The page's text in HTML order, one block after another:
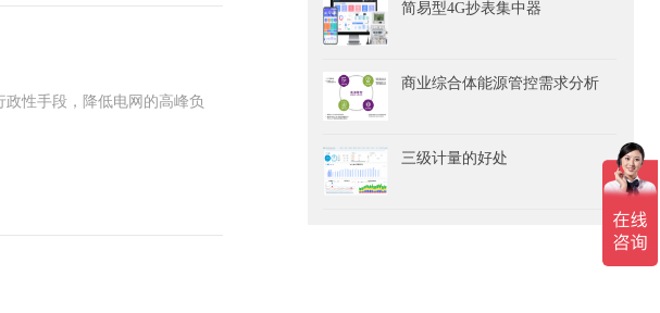
性手段，降低电网的高峰负
简易型4G抄表集中器
商业综合体能源管控需求分析
三级计量的好处